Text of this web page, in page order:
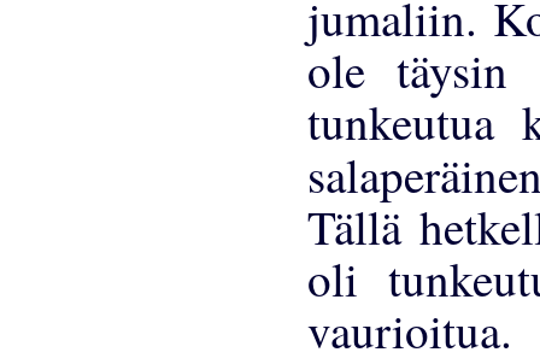
jumaliin.
ole täysin
tunkeutua
Tällä
oli
vaurioitua.